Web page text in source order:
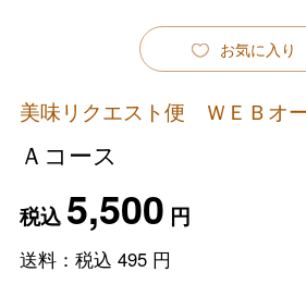
お気に入り
美味リクエスト便 ＷＥＢオ
Ａコース
税込5,500 円
送料：税込 495円